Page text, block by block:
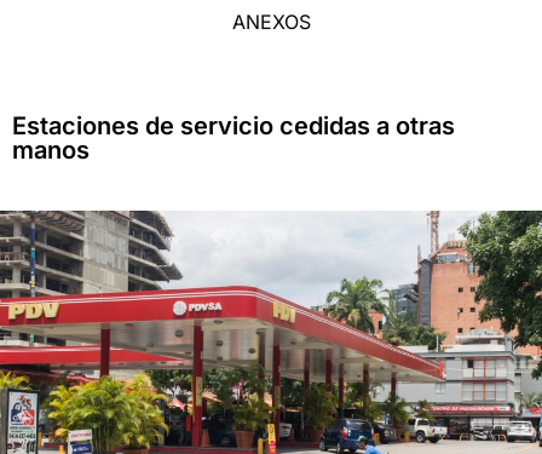
ANEXOS
Estaciones de servicio cedidas a otras
manos